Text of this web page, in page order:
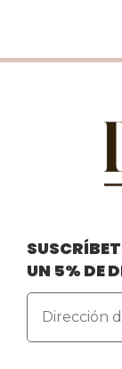
UN 5% DE